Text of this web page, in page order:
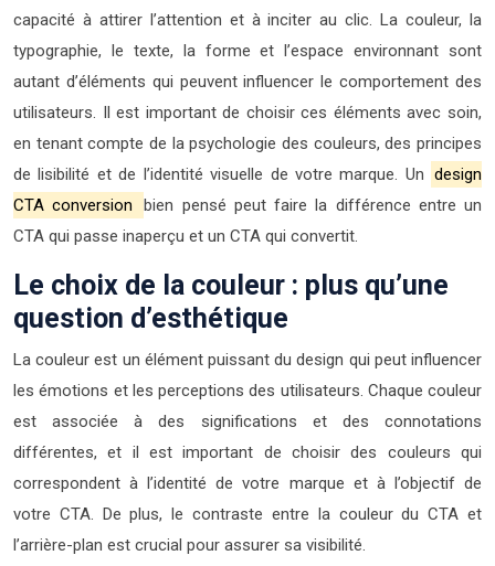
capacité à attirer l’attention et à inciter au clic. La couleur, la
typographie, le texte, la forme et l’espace environnant sont
autant d’éléments qui peuvent influencer le comportement des
utilisateurs. Il est important de choisir ces éléments avec soin,
en tenant compte de la psychologie des couleurs, des principes
de lisibilité et de l’identité visuelle de votre marque. Un design
CTA conversion
bien pensé peut faire la différence entre un
CTA qui passe inaperçu et un CTA qui convertit.
Le choix de la couleur : plus qu’une
question d’esthétique
La couleur est un élément puissant du design qui peut influencer
les émotions et les perceptions des utilisateurs. Chaque couleur
est associée à des significations et des connotations
différentes, et il est important de choisir des couleurs qui
correspondent à l’identité de votre marque et à l’objectif de
votre CTA. De plus, le contraste entre la couleur du CTA et
l’arrière-plan est crucial pour assurer sa visibilité.